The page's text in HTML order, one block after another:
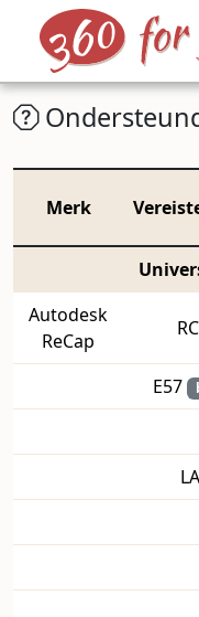
Merk
Autodesk
ReCap
E57